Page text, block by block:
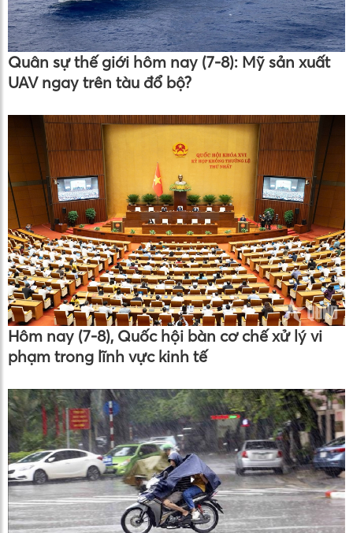
Quân sự thế giới hôm nay (7-8): Mỹ sản xuất
UAV ngay trên tàu đổ bộ?
Hôm nay (7-8), Quốc hội bàn cơ chế xử lý vi
phạm trong lĩnh vực kinh tế